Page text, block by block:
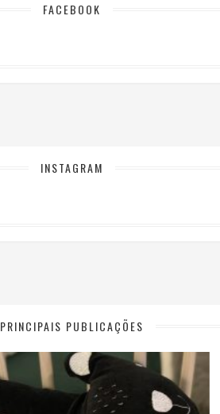
FACEBOOK
INSTAGRAM
PRINCIPAIS PUBLICAÇÕES